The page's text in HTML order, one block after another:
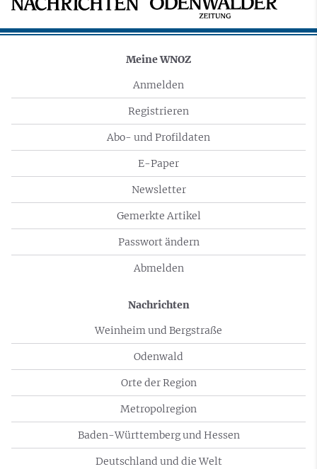
Meine WNOZ
Anmelden
Registrieren
Abo- und Profildaten
E-Paper
Newsletter
Gemerkte Artikel
Passwort ändern
Abmelden
Nachrichten
Weinheim und Bergstraße
Odenwald
Orte der Region
Metropolregion
Baden-Württemberg und Hessen
Deutschland und die Welt